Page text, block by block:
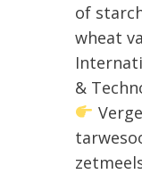
of
wheat
&